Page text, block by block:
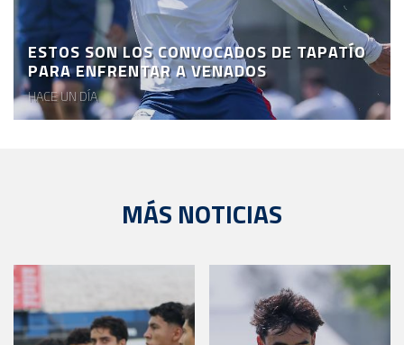
ESTOS SON LOS CONVOCADOS DE TAPATÍO
PARA ENFRENTAR A VENADOS
HACE UN DÍA
MÁS NOTICIAS